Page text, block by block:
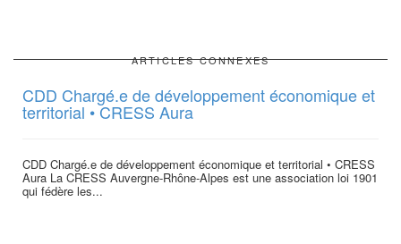
ARTICLES CONNEXES
CDD Chargé.e de développement économique et
territorial • CRESS Aura
CDD Chargé.e de développement économique et territorial • CRESS
Aura La CRESS Auvergne-Rhône-Alpes est une association loi 1901
qui fédère les...